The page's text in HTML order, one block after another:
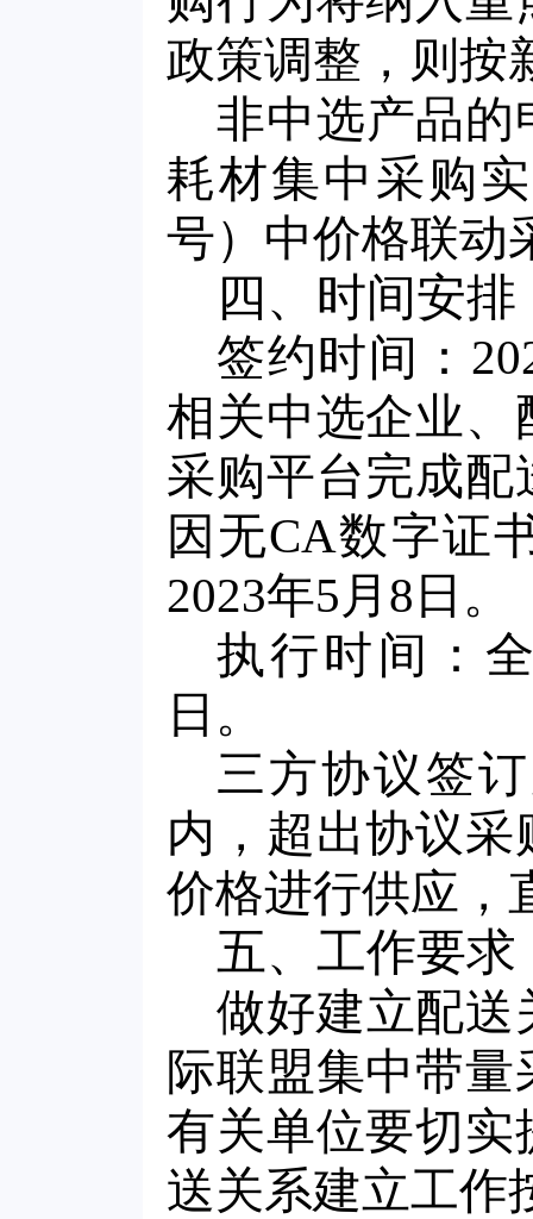
政策调整，则按
非中选产品的
耗材集中采购
号）中价格联动
四、时间安排
签约时间：
相关中选企业
采购平台完成
因无CA数字证
2023年5月8日。
执行时间：
日。
三方协议签
内，超出协议
价格进行供应，
五、工作要求
做好建立配送
际联盟集中带
有关单位要切
送关系建立工作